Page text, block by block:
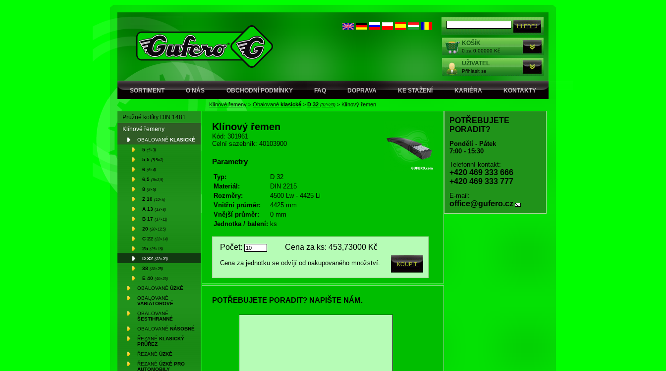
KOŠÍK
0 za 0,00000 Kč
UŽIVATEL
Přihlásit se
SORTIMENT O NÁS OBCHODNÍ PODMÍNKY FAQ DOPRAVA KE STAŽENÍ KARIÉRA KONTAKTY
Klínové řemeny > Obalované klasické > D 32 (32×20) > Klínový řemen
Pružné kolíky DIN 1481
Klínové řemeny
OBALOVANÉ KLASICKÉ
5 (5×3)
5,5 (5,5×3)
6 (6×4)
6,5 (6×3,5)
8 (8×5)
Z 10 (10×6)
A 13 (13×8)
B 17 (17×11)
20 (20×12,5)
C 22 (22×14)
25 (25×16)
D 32 (32×20)
38 (38×25)
E 40 (40×25)
OBALOVANÉ ÚZKÉ
OBALOVANÉ
VARIÁTOROVÉ
OBALOVANÉ
ŠESTIHRANNÉ
OBALOVANÉ NÁSOBNÉ
ŘEZANÉ KLASICKÝ
PRŮŘEZ
ŘEZANÉ ÚZKÉ
ŘEZANÉ ÚZKÉ PRO
AUTOMOBILY
Klínový řemen
Kód: 301961
Celní sazebník: 40103900
Parametry
Typ:
D 32
Materiál:
DIN 2215
Rozměry:
4500 Lw - 4425 Li
Vnitřní průměr:
4425 mm
Vnější průměr:
0 mm
Jednotka / balení: ks
Počet: Cena za ks: 453,73000 Kč
Cena za jednotku se odvíjí od nakupovaného množství.
POTŘEBUJETE PORADIT? NAPIŠTE NÁM.
POTŘEBUJETE
PORADIT?
Pondělí - Pátek
7:00 - 15:30
Telefonní kontakt:
+420 469 333 666
+420 469 333 777
E-mail:
office@gufero.cz